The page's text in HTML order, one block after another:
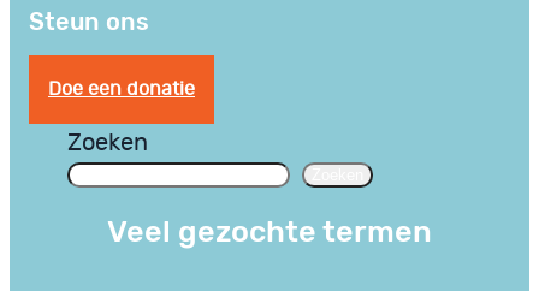
Steun ons
Doe een donatie
Zoeken
Veel gezochte termen